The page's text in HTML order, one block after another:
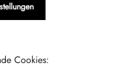
Cookies: